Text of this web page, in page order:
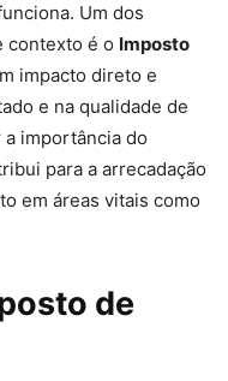
Um dos
contexto é o Imposto
impacto direto e
e na qualidade de
a importância do
para a arrecadação
em áreas vitais como
de